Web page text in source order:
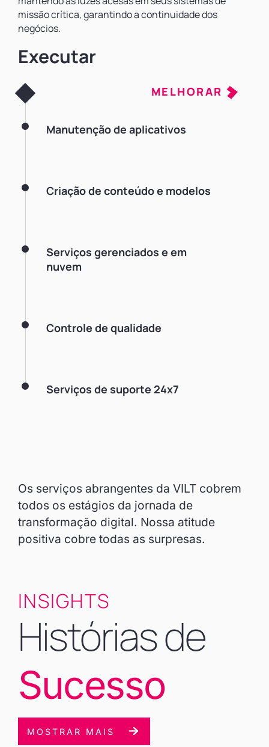
missão crítica, garantindo a continuidade dos
negócios.
Executar
MELHORAR
Manutenção de aplicativos
Criação de conteúdo e modelos
Serviços gerenciados e em
nuvem
Controle de qualidade
Serviços de suporte 24x7
Os serviços abrangentes da VILT cobrem
todos os estágios da jornada de
transformação digital. Nossa atitude
positiva cobre todas as surpresas.
INSIGHTS
Histórias de
Sucesso
MOSTRAR MAIS